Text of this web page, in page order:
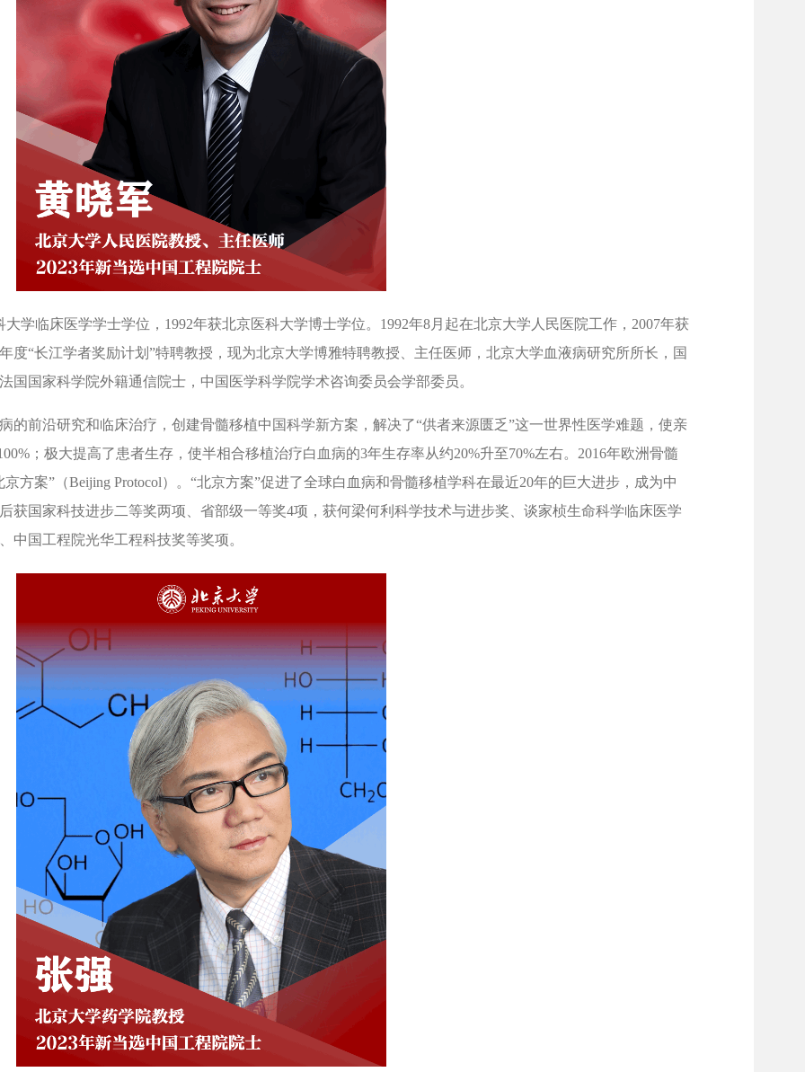
学临床医学学士学位，1992年获北京医科大学博士学位。1992年8月起在北京大学人民医院工作，2007年获
度“长江学者奖励计划”特聘教授，现为北京大学博雅特聘教授、主任医师，北京大学血液病研究所所长，国
国国家科学院外籍通信院士，中国医学科学院学术咨询委员会学部委员。
的前沿研究和临床治疗，创建骨髓移植中国科学新方案，解决了“供者来源匮乏”这一世界性医学难题，使亲
；极大提高了患者生存，使半相合移植治疗白血病的3年生存率从约20%升至70%左右。2016年欧洲骨髓
方案”（Beijing Protocol）。“北京方案”促进了全球白血病和骨髓移植学科在最近20年的巨大进步，成为中
获国家科技进步二等奖两项、省部级一等奖4项，获何梁何利科学技术与进步奖、谈家桢生命科学临床医学
中国工程院光华工程科技奖等奖项。